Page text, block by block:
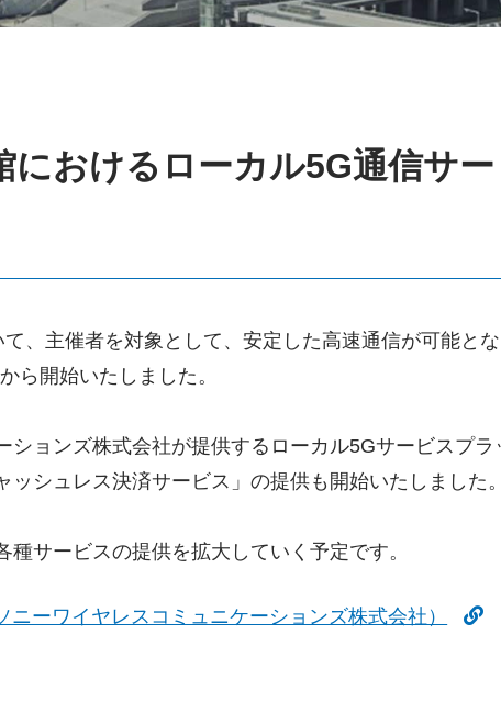
におけるローカル5G通信サ
、主催者を対象として、安定した高速通信が可能と
ら開始いたしました。
ョンズ株式会社が提供するローカル5Gサービスプ
シュレス決済サービス」の提供も開始いたしました。
サービスの提供を拡大していく予定です。
ーワイヤレスコミュニケーションズ株式会社）